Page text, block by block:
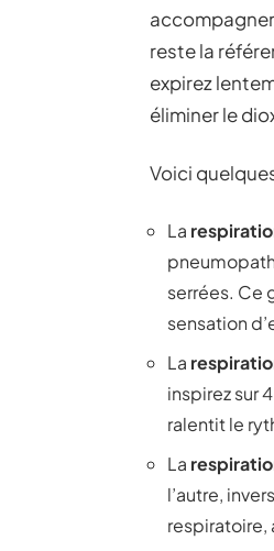
reste la
expirez
éliminer le
Voici
La
serrées. Ce
sensation
La
inspirez sur
ralentit le
La
l’autre,
respiratoire,